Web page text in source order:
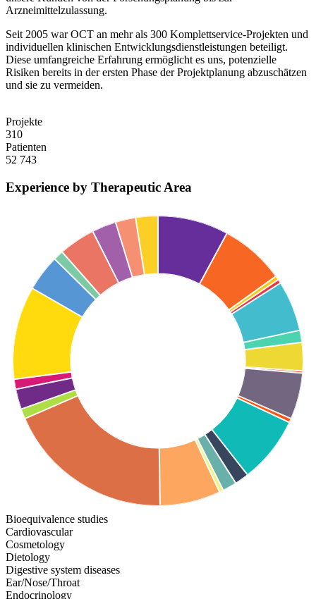
Arzneimittelzulassung.
Seit 2005 war OCT an mehr als 300 Komplettservice-Projekten und
individuellen klinischen Entwicklungsdienstleistungen beteiligt.
Diese umfangreiche Erfahrung ermöglicht es uns, potenzielle
Risiken bereits in der ersten Phase der Projektplanung abzuschätzen
und sie zu vermeiden.
Projekte
310
Patienten
52 743
Experience by Therapeutic Area
Bioequivalence studies
Cardiovascular
Cosmetology
Dietology
Digestive system diseases
Ear/Nose/Throat
Endocrinology